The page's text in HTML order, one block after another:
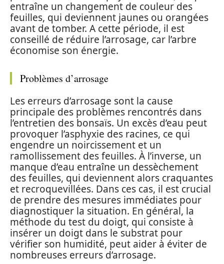
entraîne un changement de couleur des
feuilles, qui deviennent jaunes ou orangées
avant de tomber. A cette période, il est
conseillé de réduire l’arrosage, car l’arbre
économise son énergie.
Problèmes d’arrosage
Les erreurs d’arrosage sont la cause
principale des problèmes rencontrés dans
l’entretien des bonsaïs. Un excès d’eau peut
provoquer l’asphyxie des racines, ce qui
engendre un noircissement et un
ramollissement des feuilles. À l’inverse, un
manque d’eau entraîne un dessèchement
des feuilles, qui deviennent alors craquantes
et recroquevillées. Dans ces cas, il est crucial
de prendre des mesures immédiates pour
diagnostiquer la situation. En général, la
méthode du test du doigt, qui consiste à
insérer un doigt dans le substrat pour
vérifier son humidité, peut aider à éviter de
nombreuses erreurs d’arrosage.